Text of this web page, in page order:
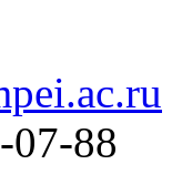
07-88